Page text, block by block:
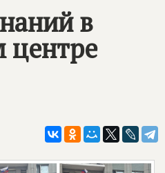
в
центре